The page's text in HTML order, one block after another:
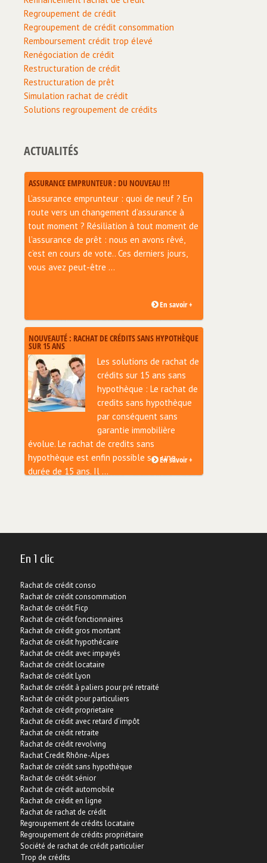
Regroupement de crédit
Regroupement de crédit consommation
Remboursement crédit trop élevé
Renégociation de crédit
Restructuration de crédit
Restructuration de prêt
Simulation rachat de crédit
Solutions regroupement de crédits
ACTUALITÉS
ASSURANCE EMPRUNTEUR : DU NOUVEAU !!!
L’assurance emprunteur : quoi de neuf ? En
route vers un changement d’assurance à
tout moment ? Résiliation à tout moment de
l’assurance de prêt : nous en avons rêvé,
c’est en cours de vote.. Ces derniers jours,
vous avez peut-être ...
En savoir +
NOUVEAUTÉ : RACHAT DE CRÉDITS SANS HYPOTHÈQUE
SUR 15 ANS
Les solutions de rachat de
crédits sur 15 ans sans
hypothèque : Le rachat de
credits sans hypothèque
par conséquent sans
garantie immobilière
évolue. Le rachat de credits sans
hypothèque est enfin possible sur une
durée de 15 ans. Il ...
En savoir +
En 1 clic
Rachat de crédit conso
Rachat de crédit consommation
Rachat de crédit Ficp
Rachat de crédit fonctionnaires
Rachat de crédit gros montant
Rachat de crédit hypothécaire
Rachat de crédit avec impayés
Rachat de crédit locataire
Rachat de crédit Lyon
Rachat de crédit à paliers pour pré retraité
Rachat de crédit pour particuliers
Rachat de crédit proprietaire
Rachat de crédit avec retard d’impôt
Rachat de crédit retraite
Rachat de crédit revolving
Rachat Credit Rhône-Alpes
Rachat de crédit sans hypothèque
Rachat de crédit sénior
Rachat de crédit automobile
Rachat de crédit en ligne
Rachat de rachat de crédit
Regroupement de crédits locataire
Regroupement de crédits propriétaire
Société de rachat de crédit particulier
Trop de crédits